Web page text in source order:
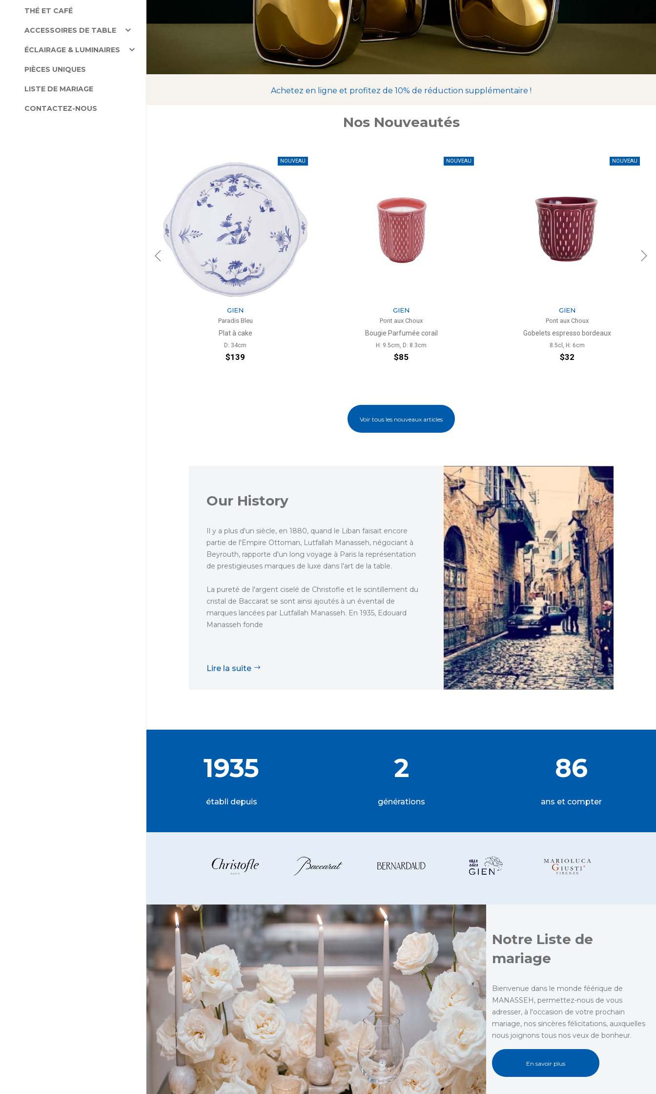
THÉ ET CAFÉ
ACCESSOIRES DE TABLE
ÉCLAIRAGE & LUMINAIRES
PIÈCES UNIQUES
LISTE DE MARIAGE
CONTACTEZ-NOUS
Achetez en ligne et profitez de 10% de réduction supplémentaire !
Nos Nouveautés
NOUVEAU
GIEN
Paradis Bleu
Plat à cake
D: 34cm
$139
NOUVEAU
GIEN
Pont aux Choux
Bougie Parfumée corail
H: 9.5cm, D: 8.3cm
$85
NOUVEAU
GIEN
Pont aux Choux
Gobelets espresso bordeaux
8.5cl, H: 6cm
$32
Voir tous les nouveaux articles
Our History
Il y a plus d'un siècle, en 1880, quand le Liban faisait encore
partie de l'Empire Ottoman, Lutfallah Manasseh, négociant à
Beyrouth, rapporte d'un long voyage à Paris la représentation
de prestigieuses marques de luxe dans l'art de la table.
La pureté de l'argent ciselé de Christofle et le scintillement du
cristal de Baccarat se sont ainsi ajoutés à un éventail de
marques lancées par Lutfallah Manasseh. En 1935, Edouard
Manasseh fonde
Lire la suite
1935
établi depuis
2
générations
86
ans et compter
Notre Liste de
mariage
Bienvenue dans le monde féérique de
MANASSEH, permettez-nous de vous
adresser, à l'occasion de votre prochain
mariage, nos sincères félicitations, auxquelles
nous joignons tous nos veux de bonheur.
En savoir plus